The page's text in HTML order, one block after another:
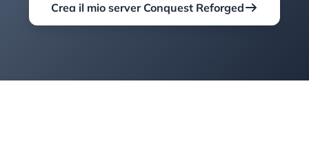
Crea il mio server Conquest Reforged